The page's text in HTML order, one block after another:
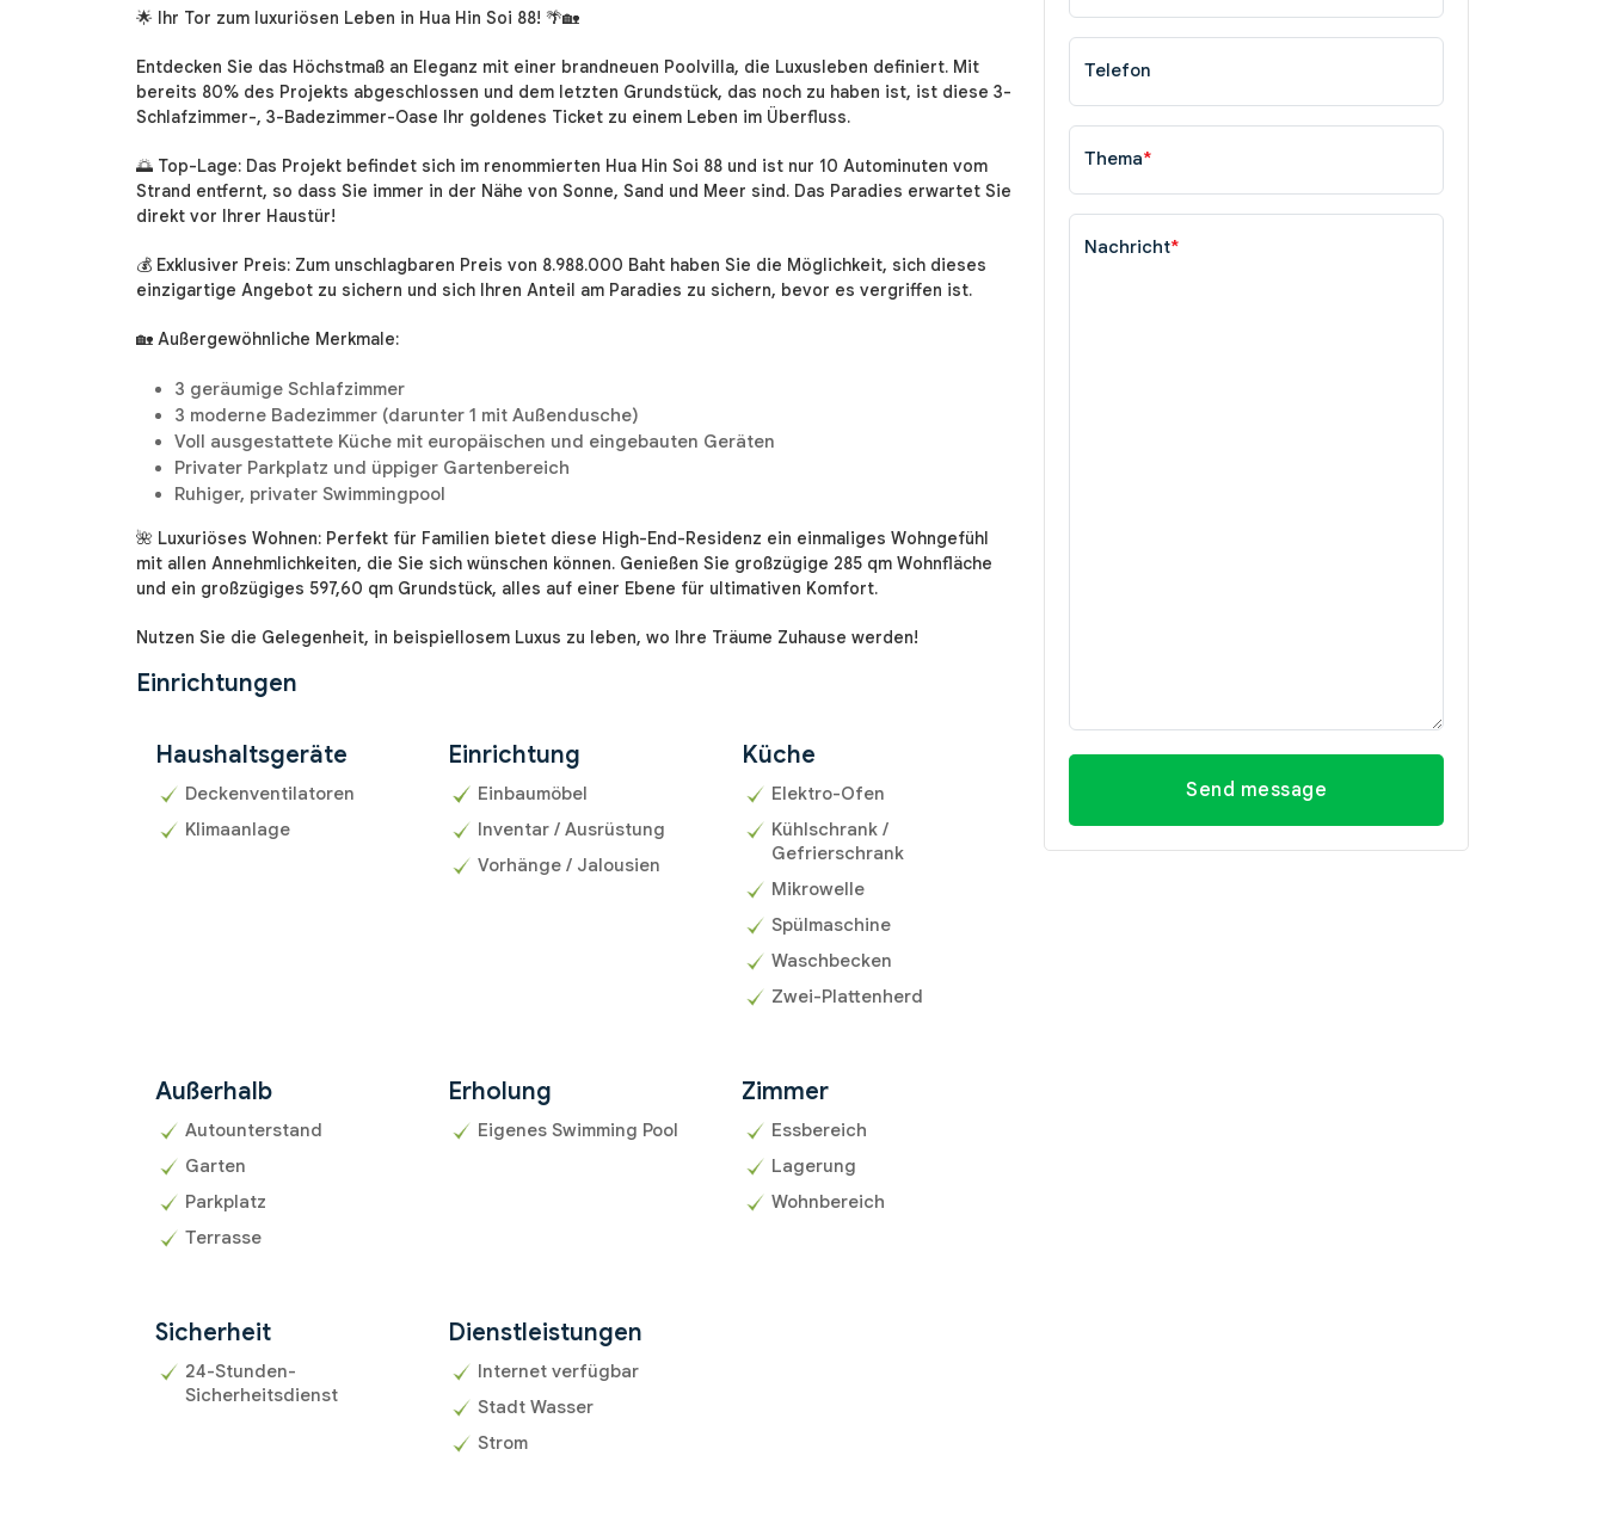
🌟 Ihr Tor zum luxuriösen Leben in Hua Hin Soi 88! 🌴🏡
Entdecken Sie das Höchstmaß an Eleganz mit einer brandneuen Poolvilla, die Luxusleben definiert. Mit
bereits 80% des Projekts abgeschlossen und dem letzten Grundstück, das noch zu haben ist, ist diese 3-
Schlafzimmer-, 3-Badezimmer-Oase Ihr goldenes Ticket zu einem Leben im Überfluss.
🌅 Top-Lage: Das Projekt befindet sich im renommierten Hua Hin Soi 88 und ist nur 10 Autominuten vom
Strand entfernt, so dass Sie immer in der Nähe von Sonne, Sand und Meer sind. Das Paradies erwartet Sie
direkt vor Ihrer Haustür!
💰 Exklusiver Preis: Zum unschlagbaren Preis von 8.988.000 Baht haben Sie die Möglichkeit, sich dieses
einzigartige Angebot zu sichern und sich Ihren Anteil am Paradies zu sichern, bevor es vergriffen ist.
🏡 Außergewöhnliche Merkmale:
3 geräumige Schlafzimmer
3 moderne Badezimmer (darunter 1 mit Außendusche)
Voll ausgestattete Küche mit europäischen und eingebauten Geräten
Privater Parkplatz und üppiger Gartenbereich
Ruhiger, privater Swimmingpool
🌺 Luxuriöses Wohnen: Perfekt für Familien bietet diese High-End-Residenz ein einmaliges Wohngefühl
mit allen Annehmlichkeiten, die Sie sich wünschen können. Genießen Sie großzügige 285 qm Wohnfläche
und ein großzügiges 597,60 qm Grundstück, alles auf einer Ebene für ultimativen Komfort.
Nutzen Sie die Gelegenheit, in beispiellosem Luxus zu leben, wo Ihre Träume Zuhause werden!
Einrichtungen
Haushaltsgeräte
Deckenventilatoren
Klimaanlage
Einrichtung
Einbaumöbel
Inventar / Ausrüstung
Vorhänge / Jalousien
Küche
Elektro-Ofen
Kühlschrank /
Gefrierschrank
Mikrowelle
Spülmaschine
Waschbecken
Zwei-Plattenherd
Außerhalb
Autounterstand
Garten
Parkplatz
Terrasse
Erholung
Eigenes Swimming Pool
Zimmer
Essbereich
Lagerung
Wohnbereich
Sicherheit
24-Stunden-
Sicherheitsdienst
Dienstleistungen
Internet verfügbar
Stadt Wasser
Strom
Telefon
Thema*
Nachricht*
Send message